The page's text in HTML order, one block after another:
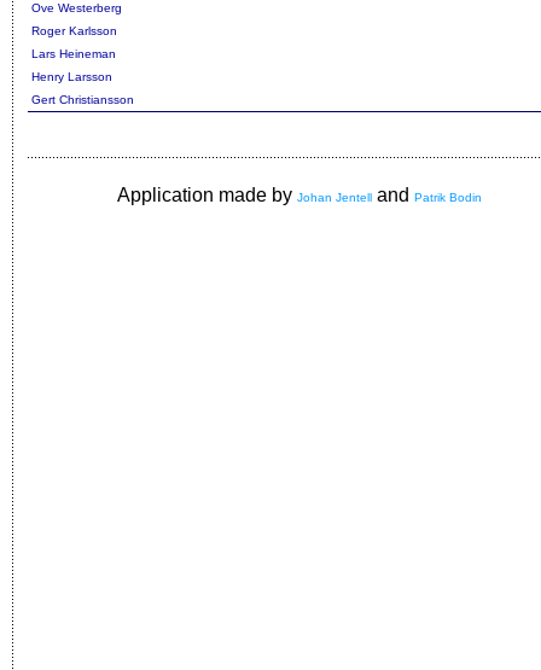
Ove Westerberg
Roger Karlsson
Lars Heineman
Henry Larsson
Gert Christiansson
Application made by Johan Jentell and Patrik Bodin